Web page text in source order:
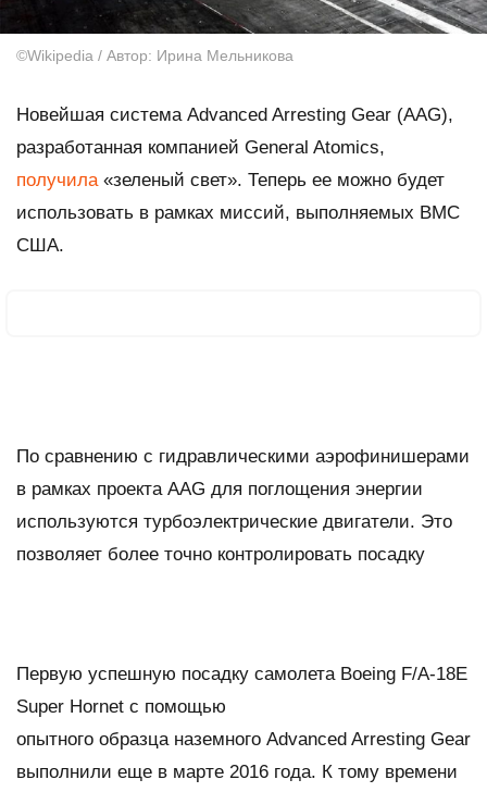
©Wikipedia / Автор: Ирина Мельникова
Новейшая система Advanced Arresting Gear (AAG),
разработанная компанией General Atomics,
получила «зеленый свет». Теперь ее можно будет
использовать в рамках миссий, выполняемых ВМС
США.
По сравнению с гидравлическими аэрофинишерами
в рамках проекта AAG для поглощения энергии
используются турбоэлектрические двигатели. Это
позволяет более точно контролировать посадку
Первую успешную посадку самолета Boeing F/A-18E
Super Hornet c помощью
опытного образца наземного Advanced Arresting Gear
выполнили еще в марте 2016 года. К тому времени